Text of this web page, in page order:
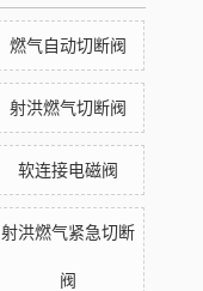
燃气自动切断阀
射洪燃气切断阀
软连接电磁阀
射洪燃气紧急切断
阀